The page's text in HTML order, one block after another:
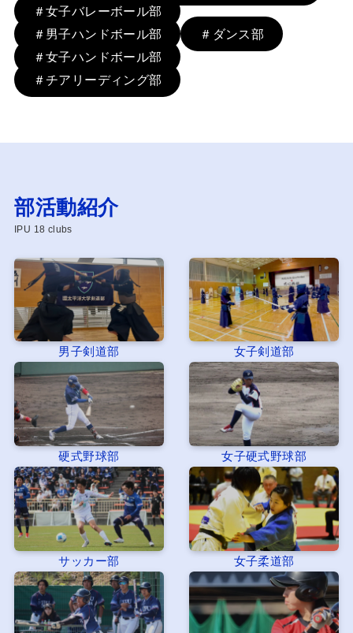
＃女子バレーボール部
＃男子ハンドボール部
＃ダンス部
＃女子ハンドボール部
＃チアリーディング部
部活動紹介
IPU 18 clubs
男子剣道部 女子剣道部
硬式野球部 女子硬式野球部
サッカー部 女子柔道部